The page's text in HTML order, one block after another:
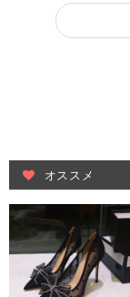
オススメ